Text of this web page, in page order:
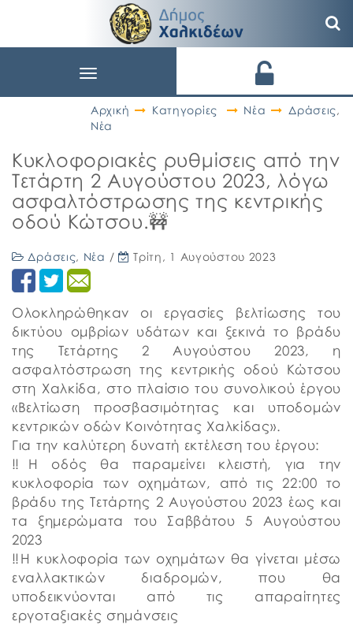
Toggle
Αρχική
Κατηγορίες Νέα Δράσεις,
Νέα
Κυκλοφοριακές ρυθμίσεις από την
Τετάρτη 2 Αυγούστου 2023, λόγω
ασφαλτόστρωσης της κεντρικής
οδού Κώτσου.🚧
Δράσεις, Νέα / Τρίτη, 1 Αυγούστου 2023
Ολοκληρώθηκαν οι εργασίες βελτίωσης του
δικτύου ομβρίων υδάτων και ξεκινά το βράδυ
της Τετάρτης 2 Αυγούστου 2023, η
ασφαλτόστρωση της κεντρικής οδού Κώτσου
στη Χαλκίδα, στο πλαίσιο του συνολικού έργου
«Βελτίωση προσβασιμότητας και υποδομών
κεντρικών οδών Κοινότητας Χαλκίδας».
Για την καλύτερη δυνατή εκτέλεση του έργου:
‼️Η οδός θα παραμείνει κλειστή, για την
κυκλοφορία των οχημάτων, από τις 22:00 το
βράδυ της Τετάρτης 2 Αυγούστου 2023 έως και
τα ξημερώματα του Σαββάτου 5 Αυγούστου
2023
‼️Η κυκλοφορία των οχημάτων θα γίνεται μέσω
εναλλακτικών διαδρομών, που θα
υποδεικνύονται από τις απαραίτητες
εργοταξιακές σημάνσεις